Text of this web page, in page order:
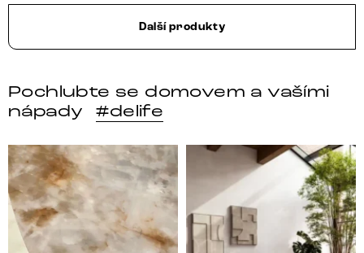
Další produkty
Pochlubte se domovem a vašími
nápady
#delife
DELIFE – Nábytek, který promění dům v domov. Domo
Místo, kam se budeš těšit